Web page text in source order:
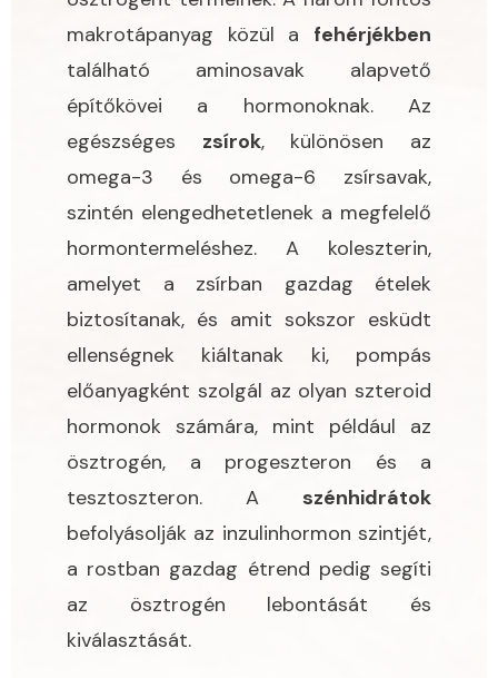
makrotápanyag közül a fehérjékben
található aminosavak alapvető
építőkövei a hormonoknak. Az
egészséges zsírok, különösen az
omega-3 és omega-6 zsírsavak,
szintén elengedhetetlenek a megfelelő
hormontermeléshez. A koleszterin,
amelyet a zsírban gazdag ételek
biztosítanak, és amit sokszor esküdt
ellenségnek kiáltanak ki, pompás
előanyagként szolgál az olyan szteroid
hormonok számára, mint például az
ösztrogén, a progeszteron és a
tesztoszteron. A szénhidrátok
befolyásolják az inzulinhormon szintjét,
a rostban gazdag étrend pedig segíti
az ösztrogén lebontását és
kiválasztását.